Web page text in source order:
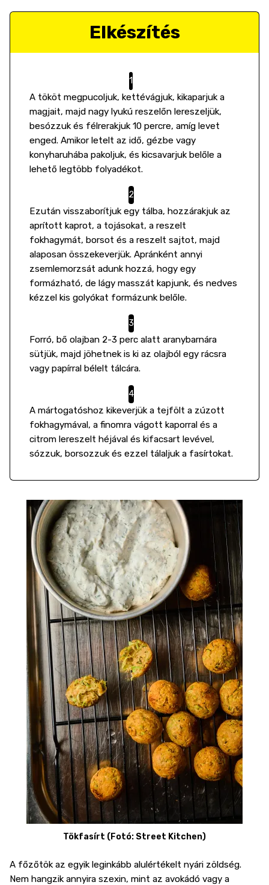
Elkészítés
A tököt megpucoljuk, kettévágjuk, kikaparjuk a
magjait, majd nagy lyukú reszelőn lereszeljük,
besózzuk és félrerakjuk 10 percre, amíg levet
enged. Amikor letelt az idő, gézbe vagy
konyharuhába pakoljuk, és kicsavarjuk belőle a
lehető legtöbb folyadékot.
Ezután visszaborítjuk egy tálba, hozzárakjuk az
aprított kaprot, a tojásokat, a reszelt
fokhagymát, borsot és a reszelt sajtot, majd
alaposan összekeverjük. Apránként annyi
zsemlemorzsát adunk hozzá, hogy egy
formázható, de lágy masszát kapjunk, és nedves
kézzel kis golyókat formázunk belőle.
Forró, bő olajban 2-3 perc alatt aranybarnára
sütjük, majd jöhetnek is ki az olajból egy rácsra
vagy papírral bélelt tálcára.
A mártogatóshoz kikeverjük a tejfölt a zúzott
fokhagymával, a finomra vágott kaporral és a
citrom lereszelt héjával és kifacsart levével,
sózzuk, borsozzuk és ezzel tálaljuk a fasírtokat.
Tökfasírt (Fotó: Street Kitchen)
A főzőtök az egyik leginkább alulértékelt nyári zöldség.
Nem hangzik annyira szexin, mint az avokádó vagy a